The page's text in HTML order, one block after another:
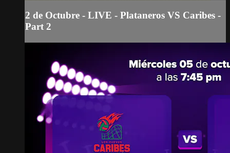
2 de Octubre - LIVE - Plataneros VS Caribes -
Part 2